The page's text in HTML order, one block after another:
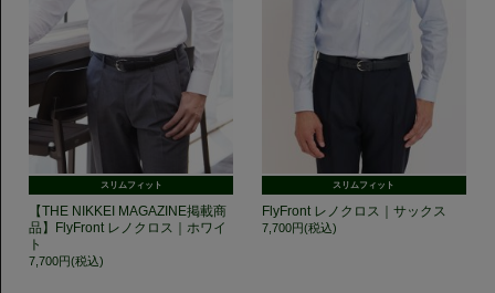
スリムフィット
【THE NIKKEI MAGAZINE掲載商
品】FlyFront レノクロス｜ホワイ
ト
7,700円(税込)
スリムフィット
FlyFront レノクロス｜サックス
7,700円(税込)